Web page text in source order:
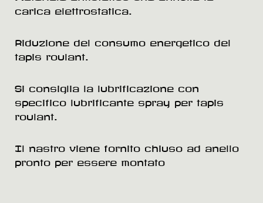
carica elettrostatica.
Riduzione del consumo energetico del
tapis roulant.
Si consiglia la lubrificazione con
specifico lubrificante spray per tapis
roulant.
Il nastro viene fornito chiuso ad anello
pronto per essere montato